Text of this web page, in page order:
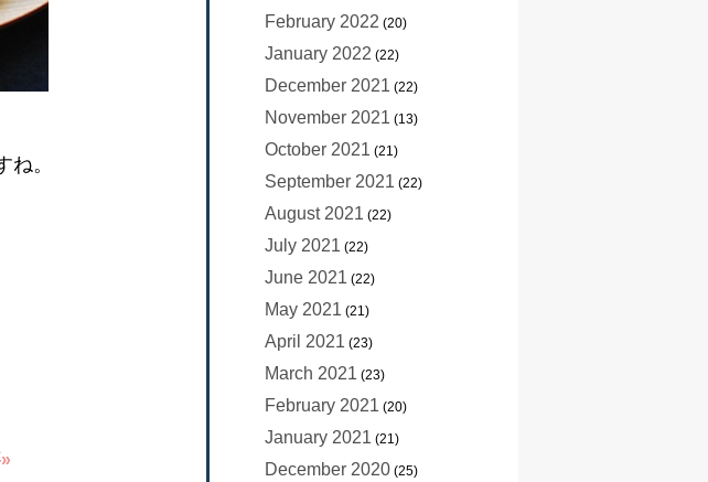
。
February 2022 (20)
January 2022 (22)
December 2021 (22)
November 2021 (13)
October 2021 (21)
September 2021 (22)
August 2021 (22)
July 2021 (22)
June 2021 (22)
May 2021 (21)
April 2021 (23)
March 2021 (23)
February 2021 (20)
January 2021 (21)
December 2020 (25)